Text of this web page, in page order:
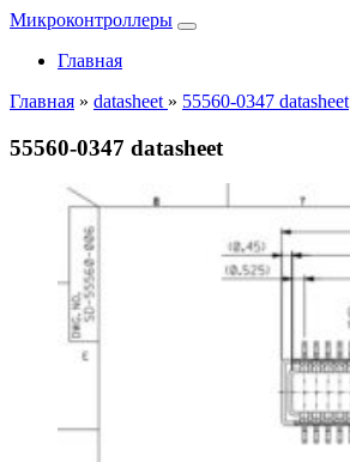
Микроконтроллеры
Главная
Главная » datasheet » 55560-0347 datasheet
55560-0347 datasheet